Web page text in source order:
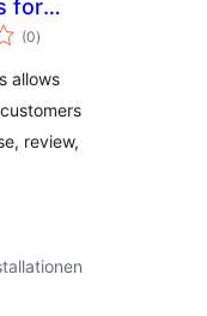
for
(0Bewertungen
insgesamt
)
allows
review,